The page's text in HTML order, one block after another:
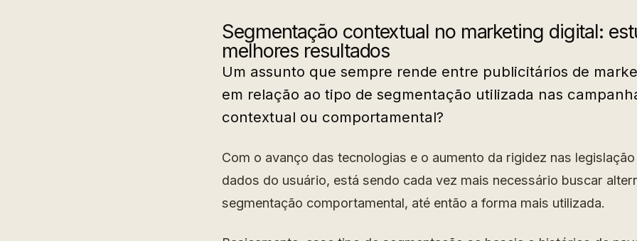
Segmentação contextual no marketing digital:
melhores resultados
Um assunto que sempre rende entre publicitários de
em relação ao tipo de segmentação utilizada nas
contextual ou comportamental?
Com o avanço das tecnologias e o aumento da rigidez nas
dados do usuário, está sendo cada vez mais necessário buscar
segmentação comportamental, até então a forma mais utilizada.